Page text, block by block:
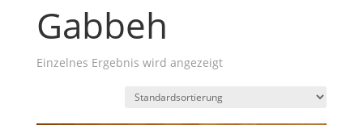
Gabbeh
Einzelnes Ergebnis wird angezeigt